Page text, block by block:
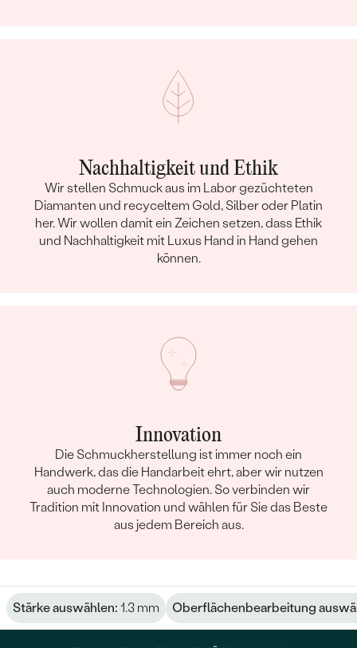
Nachhaltigkeit und Ethik
Wir stellen Schmuck aus im Labor gezüchteten
Diamanten und recyceltem Gold, Silber oder Platin
her. Wir wollen damit ein Zeichen setzen, dass Ethik
und Nachhaltigkeit mit Luxus Hand in Hand gehen
können.
Innovation
Die Schmuckherstellung ist immer noch ein
Handwerk, das die Handarbeit ehrt, aber wir nutzen
auch moderne Technologien. So verbinden wir
Tradition mit Innovation und wählen für Sie das Beste
aus jedem Bereich aus.
Stärke auswählen: 1.3 mm Oberflächenbearbeitung